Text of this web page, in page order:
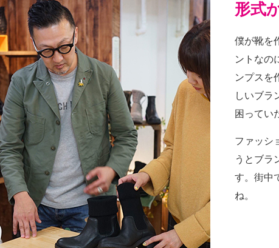
形式
僕が靴を
ントなの
ンプスを
しいブラ
困ってい
ファッシ
うとブラ
す。街中
ね。